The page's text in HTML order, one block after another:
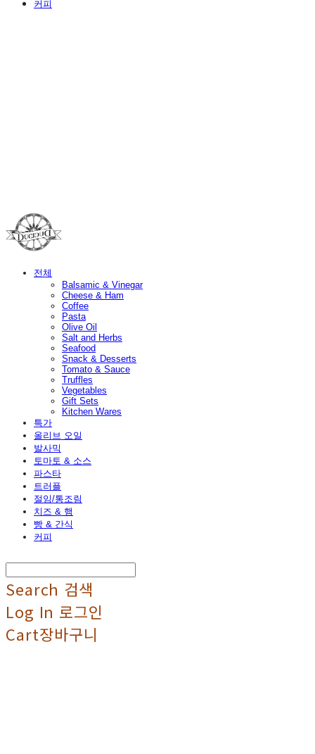
커피
전체
Balsamic & Vinegar
Cheese & Ham
Coffee
Pasta
Olive Oil
Salt and Herbs
Seafood
Snack & Desserts
Tomato & Sauce
Truffles
Vegetables
Gift Sets
Kitchen Wares
특가
올리브 오일
발사믹
토마토 & 소스
파스타
트러플
절임/통조림
치즈 & 햄
빵 & 간식
커피
Search 검색
Log In 로그인
Cart장바구니